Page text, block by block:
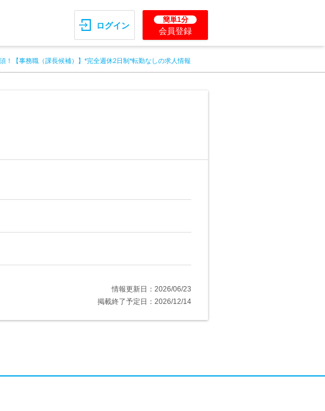
ログイン
簡単1分
会員登録
！【事務職（課長候補）】*完全週休2日制*転勤なしの求人情報
情報更新日：2026/06/23
掲載終了予定日：2026/12/14